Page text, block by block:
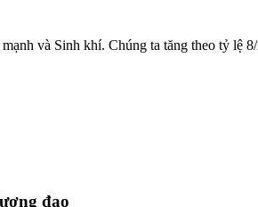
và Sinh khí. Chúng ta tăng theo tỷ lệ
đao